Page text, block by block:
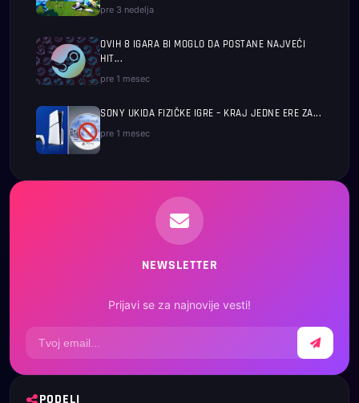
pre 3 nedelja
OVIH 8 IGARA BI MOGLO DA POSTANE NAJVEĆI
HIT...
pre 1 mesec
SONY UKIDA FIZIČKE IGRE – KRAJ JEDNE ERE ZA...
pre 1 mesec
NEWSLETTER
Prijavi se za najnovije vesti!
PODELI